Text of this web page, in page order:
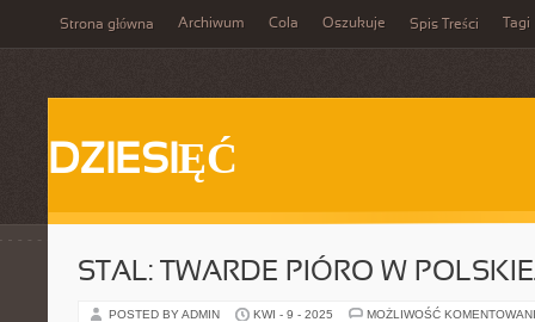
Strona główna Archiwum Cola Oszukuje Spis Treści Tagi
DZIESIĘĆ
STAL: TWARDE PIÓRO W
POSTED BY ADMIN KWI - 9 - 2025 MOŻLIWOŚĆ